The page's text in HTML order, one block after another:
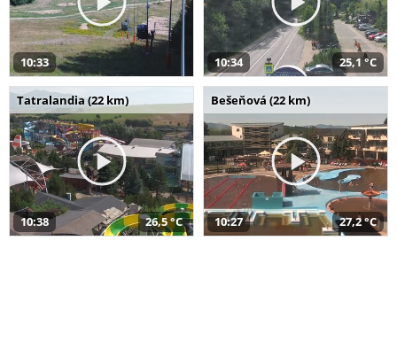
10:33 10:34 25,1 °C
Tatralandia (22 km)
10:38 26,5 °C
Bešeňová (22 km)
10:27 27,2 °C